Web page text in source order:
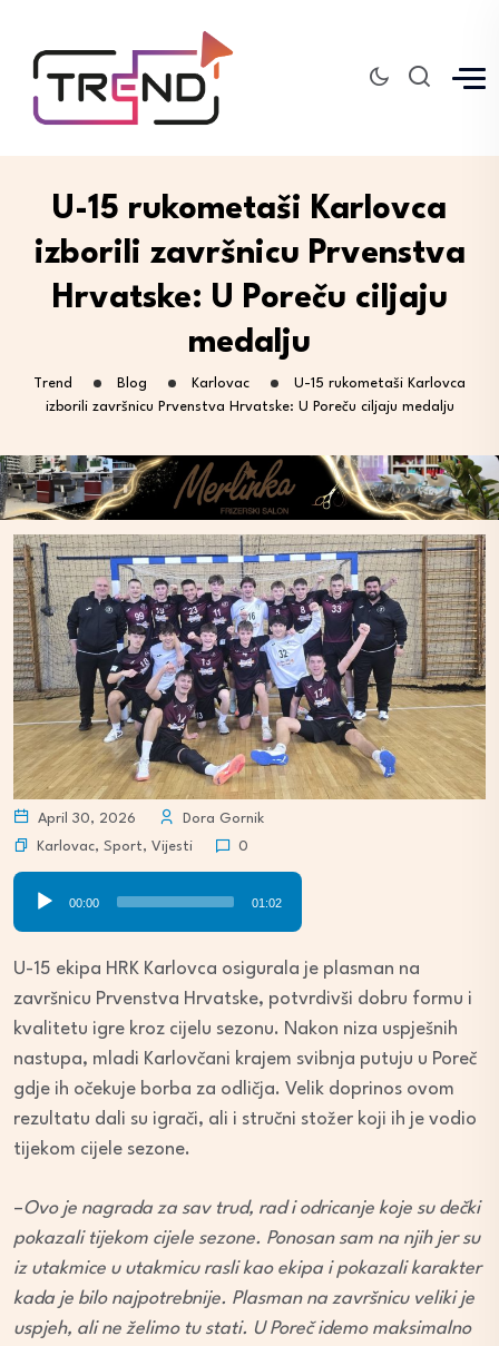
U-15 rukometaši Karlovca
izborili završnicu Prvenstva
Hrvatske: U Poreču ciljaju
medalju
Trend Blog Karlovac
U-15 rukometaši Karlovca
izborili završnicu Prvenstva Hrvatske: U Poreču ciljaju medalju
April 30, 2026
Dora Gornik
Karlovac, Sport, Vijesti 0
00:00 01:02
U-15 ekipa HRK Karlovca osigurala je plasman na
završnicu Prvenstva Hrvatske, potvrdivši dobru formu i
kvalitetu igre kroz cijelu sezonu. Nakon niza uspješnih
nastupa, mladi Karlovčani krajem svibnja putuju u Poreč
gdje ih očekuje borba za odličja. Velik doprinos ovom
rezultatu dali su igrači, ali i stručni stožer koji ih je vodio
tijekom cijele sezone.
–Ovo je nagrada za sav trud, rad i odricanje koje su dečki
pokazali tijekom cijele sezone. Ponosan sam na njih jer su
iz utakmice u utakmicu rasli kao ekipa i pokazali karakter
kada je bilo najpotrebnije. Plasman na završnicu veliki je
uspjeh, ali ne želimo tu stati. U Poreč idemo maksimalno